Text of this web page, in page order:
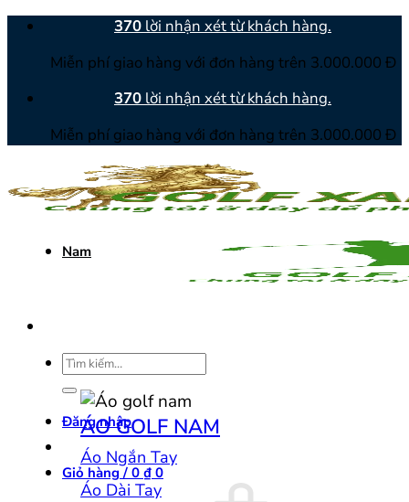
370 lời nhận xét từ khách hàng.
Miễn phí giao hàng với đơn hàng trên 3.000.000 Đ
370 lời nhận xét từ khách hàng.
Miễn phí giao hàng với đơn hàng trên 3.000.000 Đ
Tìm
Đăng nhập
Giỏ hàng / 0 ₫ 0
Nam
ÁO GOLF NAM
Áo Ngắn Tay
Áo Dài Tay